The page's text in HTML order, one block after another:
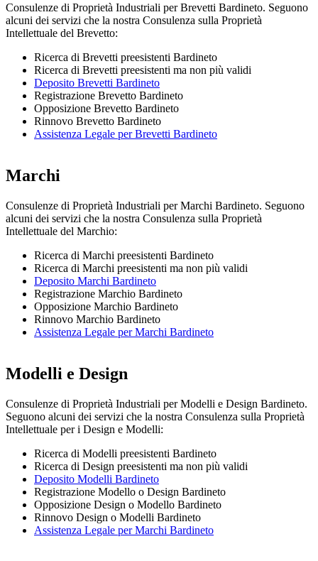
Consulenze di Proprietà Industriali per Brevetti Bardineto. Seguono
alcuni dei servizi che la nostra Consulenza sulla Proprietà
Intellettuale del Brevetto:
Ricerca di Brevetti preesistenti Bardineto
Ricerca di Brevetti preesistenti ma non più validi
Deposito Brevetti Bardineto
Registrazione Brevetto Bardineto
Opposizione Brevetto Bardineto
Rinnovo Brevetto Bardineto
Assistenza Legale per Brevetti Bardineto
Marchi
Consulenze di Proprietà Industriali per Marchi Bardineto. Seguono
alcuni dei servizi che la nostra Consulenza sulla Proprietà
Intellettuale del Marchio:
Ricerca di Marchi preesistenti Bardineto
Ricerca di Marchi preesistenti ma non più validi
Deposito Marchi Bardineto
Registrazione Marchio Bardineto
Opposizione Marchio Bardineto
Rinnovo Marchio Bardineto
Assistenza Legale per Marchi Bardineto
Modelli e Design
Consulenze di Proprietà Industriali per Modelli e Design Bardineto.
Seguono alcuni dei servizi che la nostra Consulenza sulla Proprietà
Intellettuale per i Design e Modelli:
Ricerca di Modelli preesistenti Bardineto
Ricerca di Design preesistenti ma non più validi
Deposito Modelli Bardineto
Registrazione Modello o Design Bardineto
Opposizione Design o Modello Bardineto
Rinnovo Design o Modelli Bardineto
Assistenza Legale per Marchi Bardineto